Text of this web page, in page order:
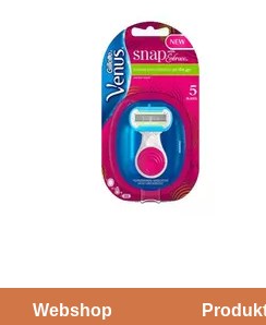
Webshop